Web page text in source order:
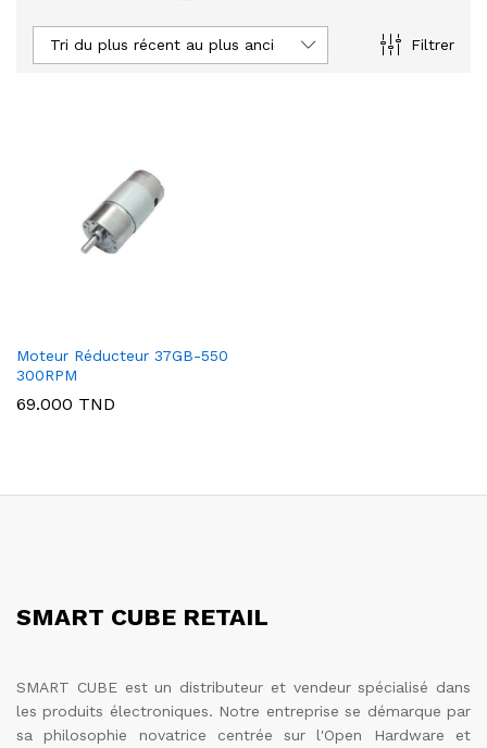
Filtrer
Tri du plus récent au plus ancien
Moteur Réducteur 37GB-550
300RPM
69.000 TND
SMART CUBE RETAIL
SMART CUBE est un distributeur et vendeur spécialisé dans
les produits électroniques. Notre entreprise se démarque par
sa philosophie novatrice centrée sur l'Open Hardware et